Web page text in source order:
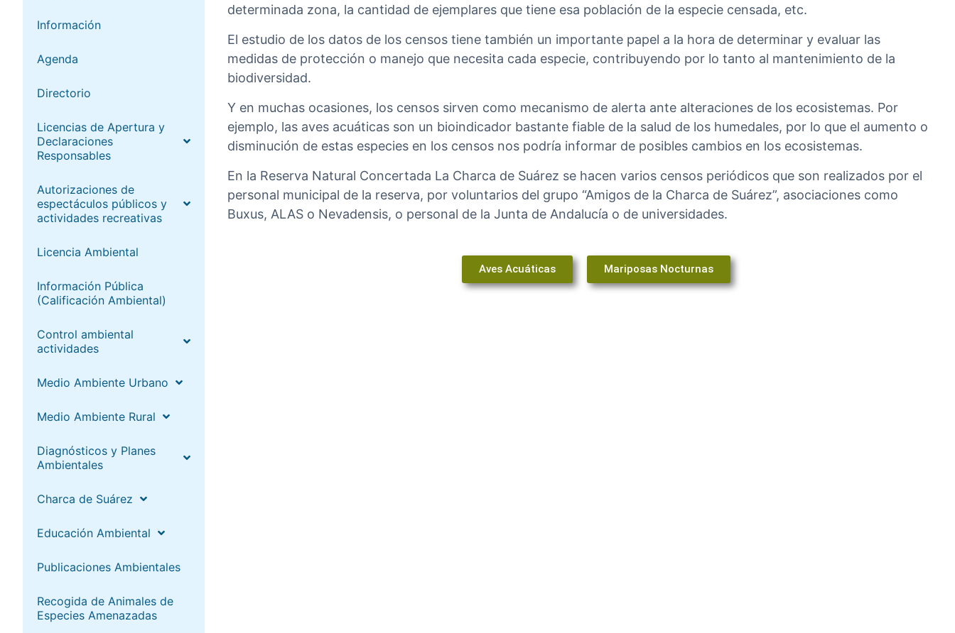
Información
Agenda
Directorio
Licencias de Apertura y
Declaraciones
Responsables
Autorizaciones de
espectáculos públicos y
actividades recreativas
Licencia Ambiental
Información Pública
(Calificación Ambiental)
Control ambiental
actividades
Medio Ambiente Urbano
Medio Ambiente Rural
Diagnósticos y Planes
Ambientales
Charca de Suárez
Educación Ambiental
Publicaciones Ambientales
Recogida de Animales de
Especies Amenazadas
determinada zona, la cantidad de ejemplares que tiene esa población de la especie censada, etc.
El estudio de los datos de los censos tiene también un importante papel a la hora de determinar y evaluar las
medidas de protección o manejo que necesita cada especie, contribuyendo por lo tanto al mantenimiento de la
biodiversidad.
Y en muchas ocasiones, los censos sirven como mecanismo de alerta ante alteraciones de los ecosistemas. Por
ejemplo, las aves acuáticas son un bioindicador bastante fiable de la salud de los humedales, por lo que el aumento o
disminución de estas especies en los censos nos podría informar de posibles cambios en los ecosistemas.
En la Reserva Natural Concertada La Charca de Suárez se hacen varios censos periódicos que son realizados por el
personal municipal de la reserva, por voluntarios del grupo “Amigos de la Charca de Suárez”, asociaciones como
Buxus, ALAS o Nevadensis, o personal de la Junta de Andalucía o de universidades.
Aves Acuáticas Mariposas Nocturnas